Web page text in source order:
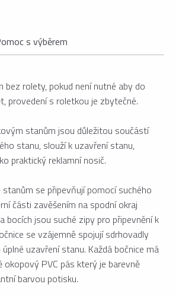
s výběrem
bez rolety, pokud není nutné aby do
provedení s roletkou je zbytečné.
stanům jsou důležitou součástí
stanu, slouží k uzavření stanu,
praktický reklamní nosič.
se připevňují pomocí suchého
části zavěšením na spodní okraj
bocích jsou suché zipy pro připevnění k
se vzájemně spojují sdrhovadly
uzavření stanu. Každá bočnice má
okopový PVC pás který je barevně
barvou potisku.